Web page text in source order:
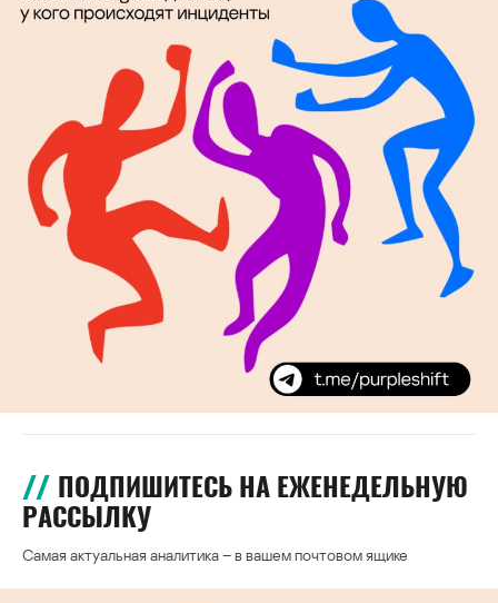
ПОДПИШИТЕСЬ НА ЕЖЕНЕДЕЛЬНУЮ
РАССЫЛКУ
Самая актуальная аналитика – в вашем почтовом ящике